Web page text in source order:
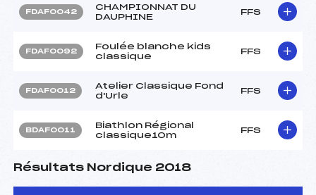
FDAF0042
CHAMPIONNAT DU
DAUPHINE
FFS
FDAF0092
Foulée blanche kids
classique
FFS
FDAF0012
Atelier Classique Fond
d'Urle
FFS
BDAF0011
Biathlon Régional
classique10m
FFS
Résultats Nordique 2018